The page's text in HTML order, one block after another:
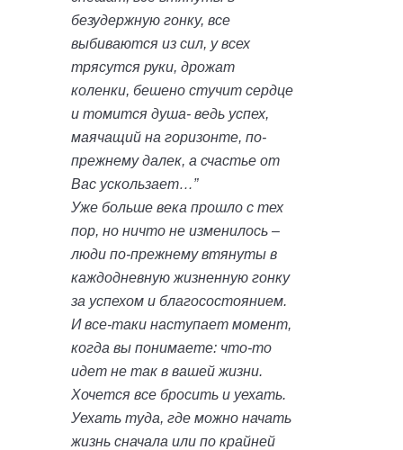
безудержную гонку, все
выбиваются из сил, у всех
трясутся руки, дрожат
коленки, бешено стучит сердце
и томится душа- ведь успех,
маячащий на горизонте, по-
прежнему далек, а счастье от
Вас уcкользает…”
Уже больше века прошло с тех
пор, но ничто не изменилось –
люди по-прежнему втянуты в
каждодневную жизненную гонку
за успехом и благосостоянием.
И все-таки наступает момент,
когда вы понимаете: что-то
идет не так в вашей жизни.
Хочется все бросить и уехать.
Уехать туда, где можно начать
жизнь сначала или по крайней